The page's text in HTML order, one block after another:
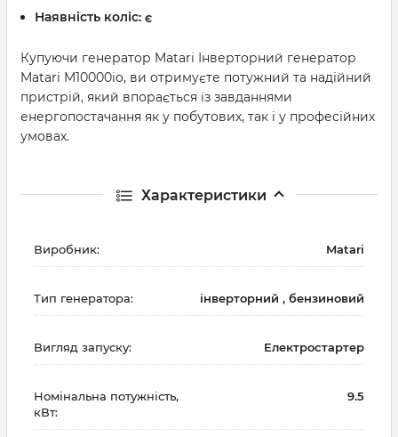
Наявність коліс: є
Купуючи генератор Matari Інверторний генератор
Matari M10000io, ви отримуєте потужний та надійний
пристрій, який впорається із завданнями
енергопостачання як у побутових, так і у професійних
умовах.
Характеристики
Виробник: Matari
Тип генератора: інверторний , бензиновий
Вигляд запуску: Електростартер
Номінальна потужність,
кВт:
9.5